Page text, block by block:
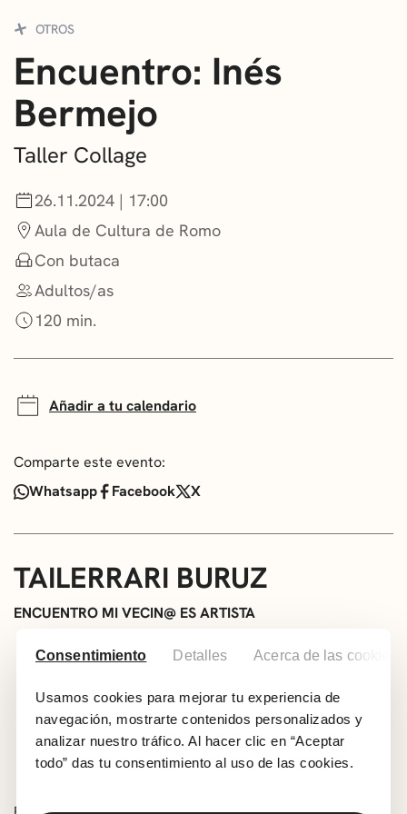
Consentimiento Detalles Acerca de las cookies
Usamos cookies para mejorar tu experiencia de
navegación, mostrarte contenidos personalizados y
analizar nuestro tráfico. Al hacer clic en “Aceptar
todo” das tu consentimiento al uso de las cookies.
CONVOCATORIAS
NOTICIAS
GETXO KULTURA
ASOCIACIONES CULTURALES
OTROS
Encuentro: Inés
Bermejo
Taller Collage
26.11.2024 | 17:00
Aula de Cultura de Romo
Con butaca
Adultos/as
120 min.
Añadir a tu calendario
Comparte este evento:
Whatsapp
Facebook X
TAILERRARI BURUZ
ENCUENTRO MI VECIN@ ES ARTISTA
INÉS BERMEJO
Lugar: Romo Kultur Etxea – Nagusien Etxea
26 de noviembre, 17.00 – 19.00
Edad: a partir de 50 años
Inscripción:getxoarte@getxo.eus